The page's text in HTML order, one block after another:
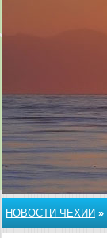
НОВОСТИ ЧЕХИИ »